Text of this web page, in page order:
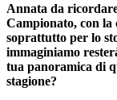
Annata da
Campionato, con la
soprattutto per lo
immaginiamo
tua panoramica di
stagione?